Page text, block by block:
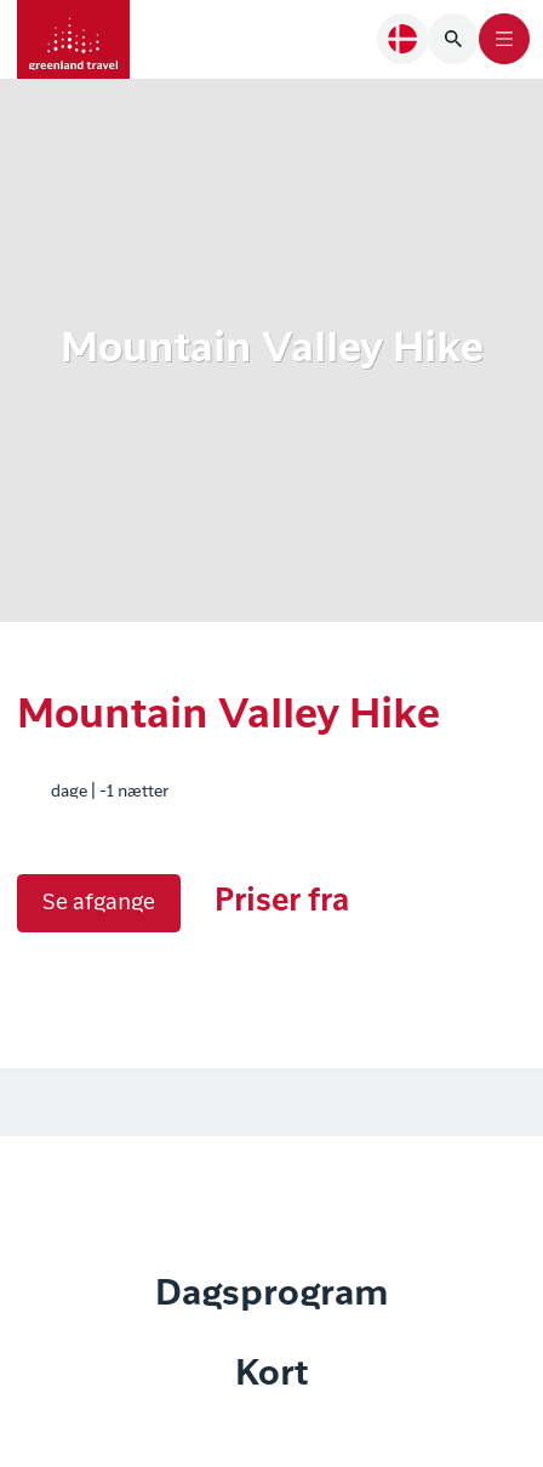
Mountain Valley Hike
Mountain Valley Hike
dage | -1 nætter
Se afgange Priser fra
Dagsprogram
Kort